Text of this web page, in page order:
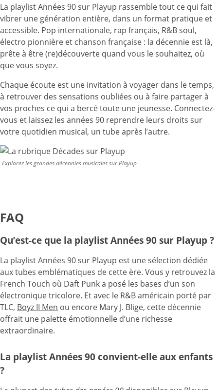
La playlist Années 90 sur Playup rassemble tout ce qui fait
vibrer une génération entière, dans un format pratique et
accessible. Pop internationale, rap français, R&B soul,
électro pionnière et chanson française : la décennie est là,
prête à être (re)découverte quand vous le souhaitez, où
que vous soyez.
Chaque écoute est une invitation à voyager dans le temps,
à retrouver des sensations oubliées ou à faire partager à
vos proches ce qui a bercé toute une jeunesse. Connectez-
vous et laissez les années 90 reprendre leurs droits sur
votre quotidien musical, un tube après l’autre.
Explorez les grandes décennies musicales sur Playup
FAQ
Qu’est-ce que la playlist Années 90 sur Playup ?
La playlist Années 90 sur Playup est une sélection dédiée
aux tubes emblématiques de cette ère. Vous y retrouvez la
French Touch où Daft Punk a posé les bases d’un son
électronique tricolore. Et avec le R&B américain porté par
TLC, Boyz II Men ou encore Mary J. Blige, cette décennie
offrait une palette émotionnelle d’une richesse
extraordinaire.
La playlist Années 90 convient-elle aux enfants
?